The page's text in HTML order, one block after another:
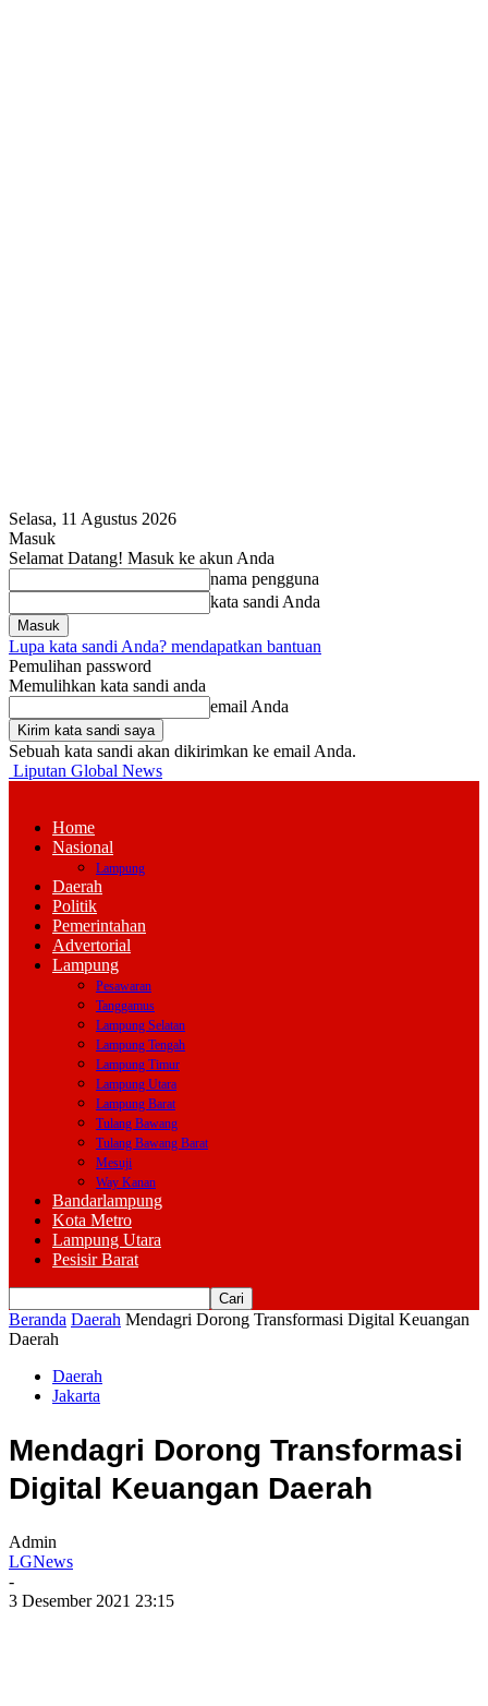
Selasa, 11 Agustus 2026
Masuk
Selamat Datang! Masuk ke akun Anda
nama pengguna
kata sandi Anda
Lupa kata sandi Anda? mendapatkan bantuan
Pemulihan password
Memulihkan kata sandi anda
email Anda
Sebuah kata sandi akan dikirimkan ke email Anda.
Liputan Global News
Home
Nasional
Lampung
Daerah
Politik
Pemerintahan
Advertorial
Lampung
Pesawaran
Tanggamus
Lampung Selatan
Lampung Tengah
Lampung Timur
Lampung Utara
Lampung Barat
Tulang Bawang
Tulang Bawang Barat
Mesuji
Way Kanan
Bandarlampung
Kota Metro
Lampung Utara
Pesisir Barat
Beranda Daerah Mendagri Dorong Transformasi Digital Keuangan
Daerah
Daerah
Jakarta
Mendagri Dorong Transformasi
Digital Keuangan Daerah
Admin
LGNews
-
3 Desember 2021 23:15